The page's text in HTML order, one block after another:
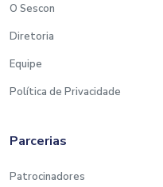
O Sescon
Diretoria
Equipe
Política de Privacidade
Parcerias
Patrocinadores